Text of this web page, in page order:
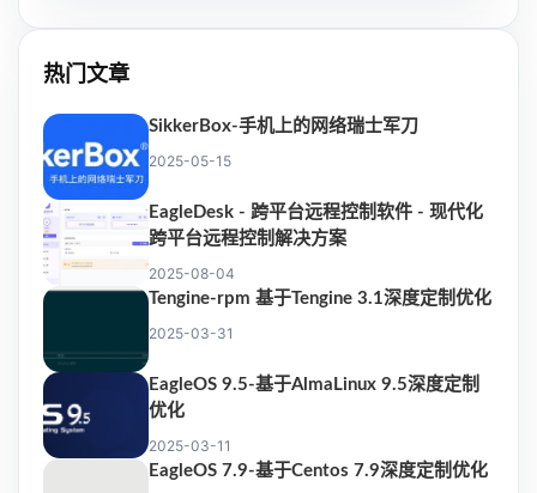
热门文章
SikkerBox-手机上的网络瑞士军刀
2025-05-15
EagleDesk - 跨平台远程控制软件 - 现代化
跨平台远程控制解决方案
2025-08-04
Tengine-rpm 基于Tengine 3.1深度定制优化
2025-03-31
EagleOS 9.5-基于AlmaLinux 9.5深度定制
优化
2025-03-11
EagleOS 7.9-基于Centos 7.9深度定制优化